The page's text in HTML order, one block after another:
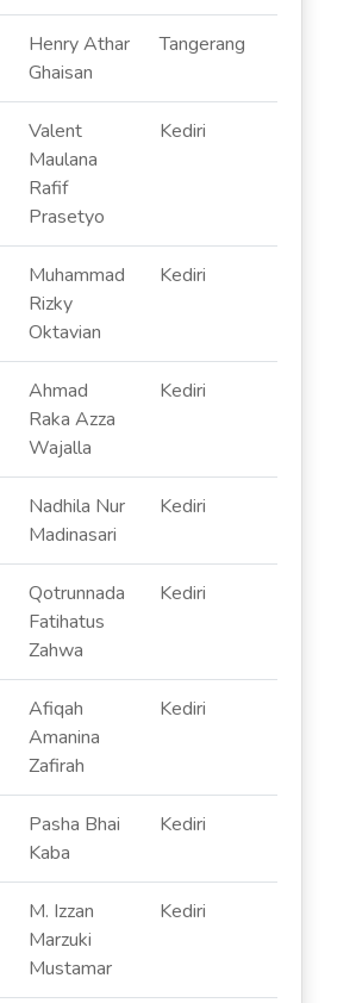
Henry Athar
Ghaisan
Tangerang
Valent
Maulana
Rafif
Prasetyo
Kediri
Muhammad
Rizky
Oktavian
Kediri
Ahmad
Raka Azza
Wajalla
Kediri
Nadhila Nur
Madinasari
Kediri
Qotrunnada
Fatihatus
Zahwa
Kediri
Afiqah
Amanina
Zafirah
Kediri
Pasha Bhai
Kaba
Kediri
M. Izzan
Marzuki
Mustamar
Kediri